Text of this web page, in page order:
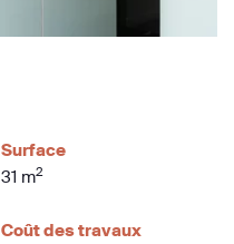
Surface
31 m2
Coût des travaux